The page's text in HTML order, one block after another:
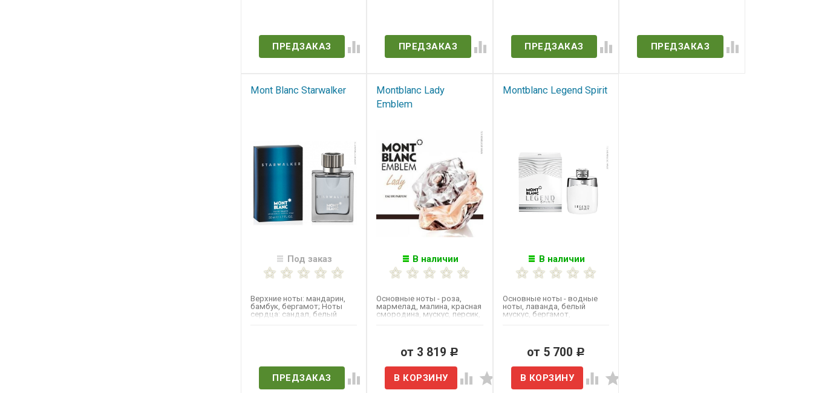
ПРЕДЗАКАЗ ПРЕДЗАКАЗ ПРЕДЗАКАЗ ПРЕДЗАКАЗ
Mont Blanc Starwalker
Под заказ
Верхние ноты: мандарин,
бамбук, бергамот; Ноты
сердца: сандал, белый
ПРЕДЗАКАЗ
Montblanc Lady
Emblem
В наличии
Основные ноты - роза,
мармелад, малина, красная
смородина, мускус, персик,
от 3 819 Р
Montblanc Legend Spirit
В наличии
Основные ноты - водные
ноты, лаванда, белый
мускус, бергамот,
от 5 700 Р